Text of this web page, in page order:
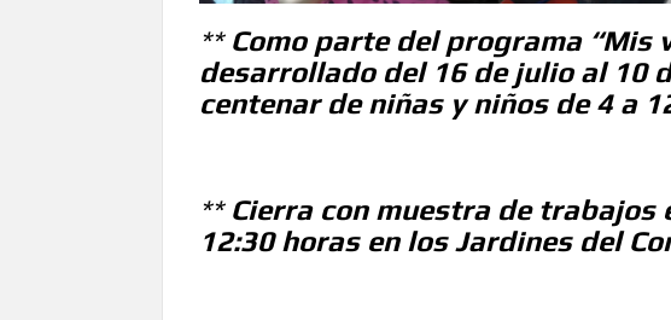
** Como parte del programa “Mis
desarrollado del 16 de julio al 10
centenar de niñas y niños de 4 a
** Cierra con muestra de trabajos
12:30 horas en los Jardines del